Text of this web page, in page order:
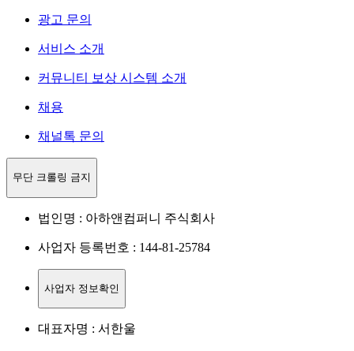
광고 문의
서비스 소개
커뮤니티 보상 시스템 소개
채용
채널톡 문의
무단 크롤링 금지
법인명 : 아하앤컴퍼니 주식회사
사업자 등록번호 : 144-81-25784
사업자 정보확인
대표자명 : 서한울